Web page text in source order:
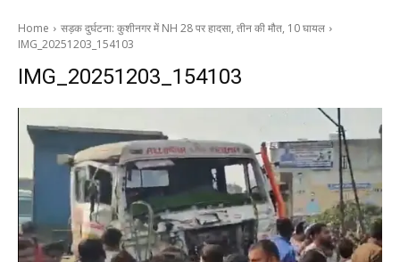
Home
सड़क दुर्घटना: कुशीनगर में NH 28 पर हादसा, तीन की मौत, 10 घायल
IMG_20251203_154103
IMG_20251203_154103